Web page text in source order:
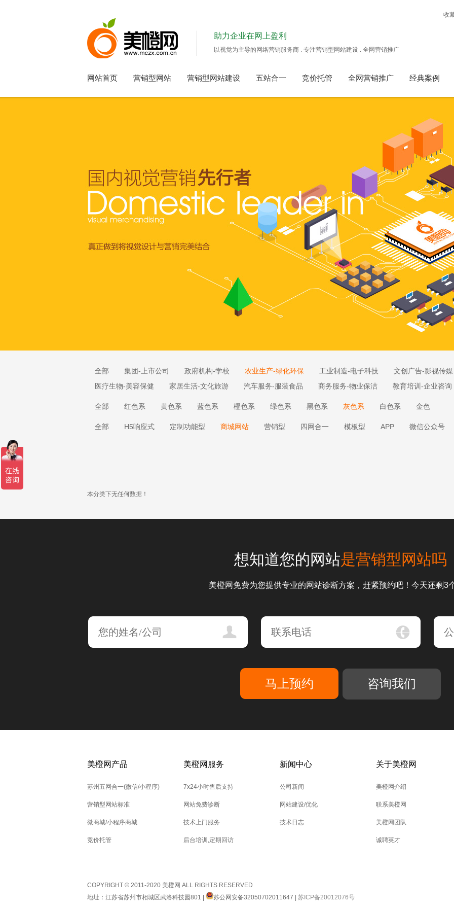
收
助力企业在网上盈利
以视觉为主导的网络营销服务商 . 专注营销型网站建设 . 全网营销推广
网站首页 营销型网站 营销型网站建设 五站合一 竞价托管 全网营销推广 经典案例
全部 集团-上市公司 政府机构-学校 农业生产-绿化环保 工业制造-电子科技
文创广告-影视传媒
医疗生物-美容保健
家居生活-文化旅游 汽车服务-服装食品 商务服务-物业保洁 教育培训-企业咨询
全部 红色系 黄色系 蓝色系 橙色系 绿色系 黑色系 灰色系 白色系 金色
全部 H5响应式 定制功能型 商城网站 营销型 四网合一 模板型 APP 微信公众号
本分类下无任何数据！
想知道您的网站是营销型网站吗
美橙网免费为您提供专业的网站诊断方案，赶紧预约吧！今天还剩3
咨询我们
美橙网产品
苏州五网合一(微信/小程序)
营销型网站标准
微商城/小程序商城
竞价托管
美橙网服务
7x24小时售后支持
网站免费诊断
技术上门服务
后台培训,定期回访
新闻中心
公司新闻
网站建设/优化
技术日志
关于美橙网
美橙网介绍
联系美橙网
美橙网团队
诚聘英才
COPYRIGHT © 2011-2020 美橙网 ALL RIGHTS RESERVED
地址：江苏省苏州市相城区武洛科技园801 |
苏公网安备32050702011647 | 苏ICP备20012076号